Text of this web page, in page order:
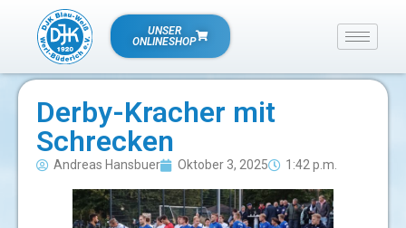
UNSER
ONLINESHOP
Derby-Kracher mit
Schrecken
Andreas Hansbuer Oktober 3, 2025 1:42 p.m.